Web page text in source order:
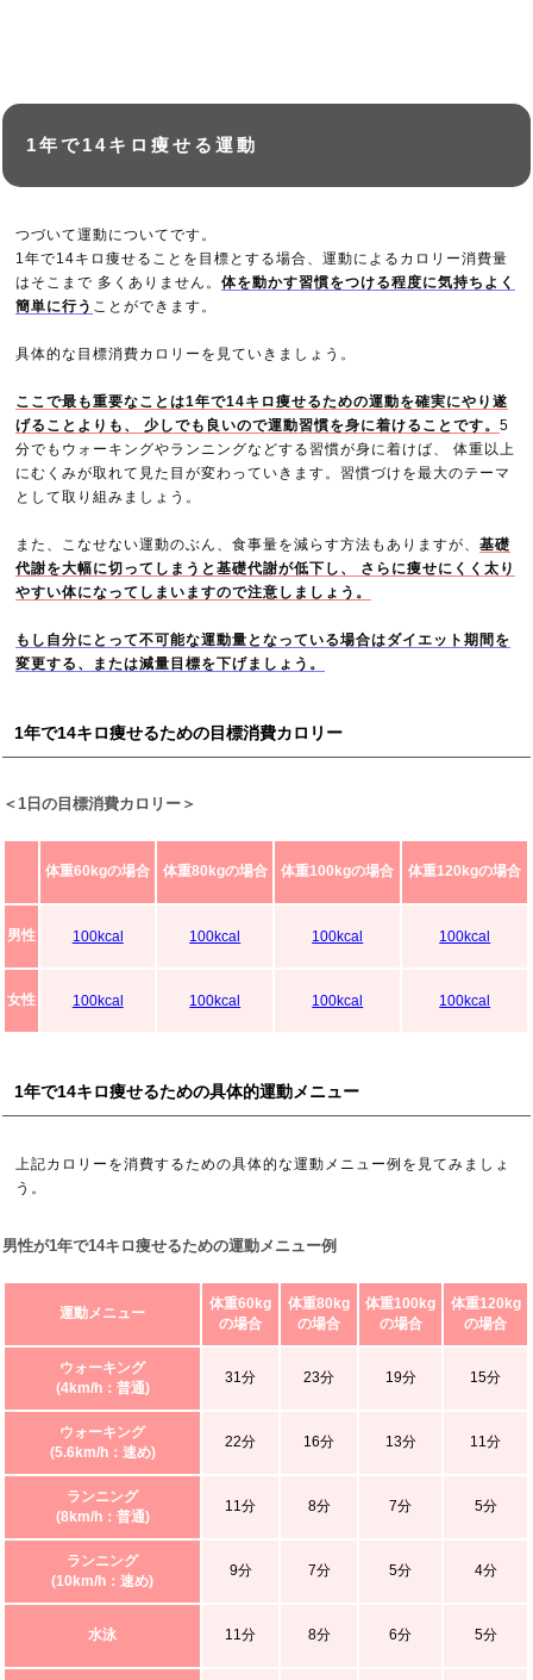
1年で14キロ痩せる運動
つづいて運動についてです。
1年で14キロ痩せることを目標とする場合、運動によるカロリー消費量
はそこまで 多くありません。体を動かす習慣をつける程度に気持ちよく
簡単に行う ことができます。
具体的な目標消費カロリーを見ていきましょう。
ここで最も重要なことは1年で14キロ痩せるための運動を確実にやり遂
げることよりも、 少しでも良いので運動習慣を身に着けることです。5
分でもウォーキングやランニングなどする習慣が身に着けば、 体重以上
にむくみが取れて見た目が変わっていきます。習慣づけを最大のテーマ
として取り組みましょう。
また、こなせない運動のぶん、食事量を減らす方法もありますが、基礎
代謝を大幅に切ってしまうと基礎代謝が低下し、 さらに痩せにくく太り
やすい体になってしまいますので注意しましょう。
もし自分にとって不可能な運動量となっている場合はダイエット期間を
変更する、または減量目標を下げましょう。
1年で14キロ痩せるための目標消費カロリー
＜1日の目標消費カロリー＞
体重60kgの場合 体重80kgの場合 体重100kgの場合 体重120kgの場合
男性 100kcal 100kcal 100kcal 100kcal
女性 100kcal 100kcal 100kcal 100kcal
1年で14キロ痩せるための具体的運動メニュー
上記カロリーを消費するための具体的な運動メニュー例を見てみましょ
う。
男性が1年で14キロ痩せるための運動メニュー例
運動メニュー
体重60kg
の場合
体重80kg
の場合
体重100kg
の場合
体重120kg
の場合
ウォーキング
(4km/h：普通)
31分 23分 19分 15分
ウォーキング
(5.6km/h：速め)
22分 16分 13分 11分
ランニング
(8km/h：普通)
11分 8分 7分 5分
ランニング
(10km/h：速め)
9分 7分 5分 4分
水泳 11分 8分 6分 5分